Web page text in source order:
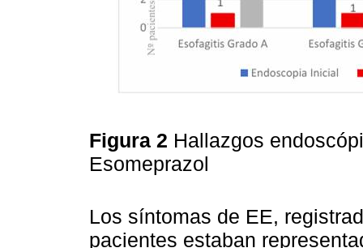
Figura 2 Hallazgos
Esomeprazol
Los síntomas de EE,
pacientes estaban